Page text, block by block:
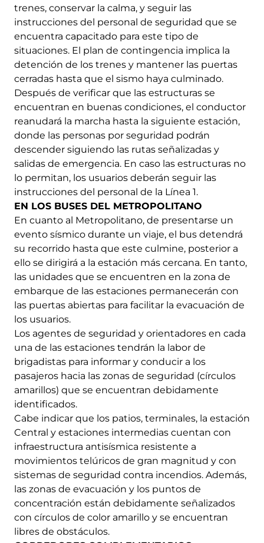
trenes, conservar la calma, y seguir las
instrucciones del personal de seguridad que se
encuentra capacitado para este tipo de
situaciones. El plan de contingencia implica la
detención de los trenes y mantener las puertas
cerradas hasta que el sismo haya culminado.
Después de verificar que las estructuras se
encuentran en buenas condiciones, el conductor
reanudará la marcha hasta la siguiente estación,
donde las personas por seguridad podrán
descender siguiendo las rutas señalizadas y
salidas de emergencia. En caso las estructuras no
lo permitan, los usuarios deberán seguir las
instrucciones del personal de la Línea 1.
EN LOS BUSES DEL METROPOLITANO
En cuanto al Metropolitano, de presentarse un
evento sísmico durante un viaje, el bus detendrá
su recorrido hasta que este culmine, posterior a
ello se dirigirá a la estación más cercana. En tanto,
las unidades que se encuentren en la zona de
embarque de las estaciones permanecerán con
las puertas abiertas para facilitar la evacuación de
los usuarios.
Los agentes de seguridad y orientadores en cada
una de las estaciones tendrán la labor de
brigadistas para informar y conducir a los
pasajeros hacia las zonas de seguridad (círculos
amarillos) que se encuentran debidamente
identificados.
Cabe indicar que los patios, terminales, la estación
Central y estaciones intermedias cuentan con
infraestructura antisísmica resistente a
movimientos telúricos de gran magnitud y con
sistemas de seguridad contra incendios. Además,
las zonas de evacuación y los puntos de
concentración están debidamente señalizados
con círculos de color amarillo y se encuentran
libres de obstáculos.